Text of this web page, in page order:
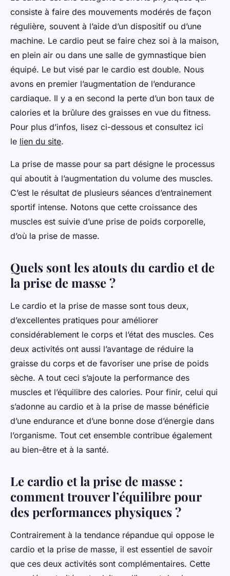
consiste à faire des mouvements modérés de façon
régulière, souvent à l’aide d’un dispositif ou d’une
machine. Le cardio peut se faire chez soi à la maison,
en plein air ou dans une salle de gymnastique bien
équipé. Le but visé par le cardio est double. Nous
avons en premier l’augmentation de l’endurance
cardiaque. Il y a en second la perte d’un bon taux de
calories et la brûlure des graisses en vue du fitness.
Pour plus d’infos, lisez ci-dessous et consultez ici
le lien du site.
La prise de masse pour sa part désigne le processus
qui aboutit à l’augmentation du volume des muscles.
C’est le résultat de plusieurs séances d’entrainement
sportif intense. Notons que cette croissance des
muscles est suivie d’une prise de poids corporelle,
d’où la prise de masse.
Quels sont les atouts du cardio et de
la prise de masse ?
Le cardio et la prise de masse sont tous deux,
d’excellentes pratiques pour améliorer
considérablement le corps et l’état des muscles. Ces
deux activités ont aussi l’avantage de réduire la
graisse du corps et de favoriser une prise de poids
sèche. A tout ceci s’ajoute la performance des
muscles et l’équilibre des calories. Pour finir, celui qui
s’adonne au cardio et à la prise de masse bénéficie
d’une endurance et d’une bonne dose d’énergie dans
l’organisme. Tout cet ensemble contribue également
au bien-être et à la santé.
Le cardio et la prise de masse :
comment trouver l’équilibre pour
des performances physiques ?
Contrairement à la tendance répandue qui oppose le
cardio et la prise de masse, il est essentiel de savoir
que ces deux activités sont complémentaires. Cette